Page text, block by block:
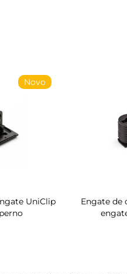
Novo
UniClip
Engate de